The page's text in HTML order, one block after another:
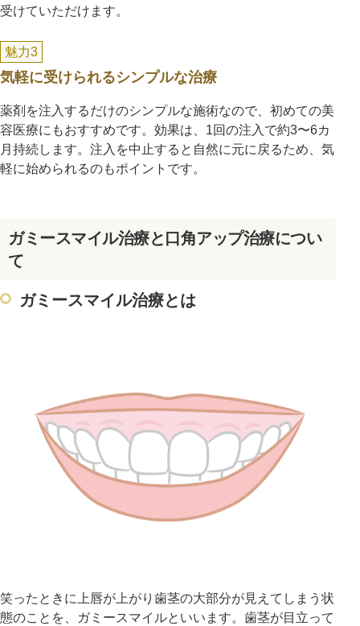
受けていただけます。
魅力3
気軽に受けられるシンプルな治療
薬剤を注入するだけのシンプルな施術なので、初めての美
容医療にもおすすめです。効果は、1回の注入で約3〜6カ
月持続します。注入を中止すると自然に元に戻るため、気
軽に始められるのもポイントです。
ガミースマイル治療と口角アップ治療につい
て
ガミースマイル治療とは
笑ったときに上唇が上がり歯茎の大部分が見えてしまう状
態のことを、ガミースマイルといいます。歯茎が目立って